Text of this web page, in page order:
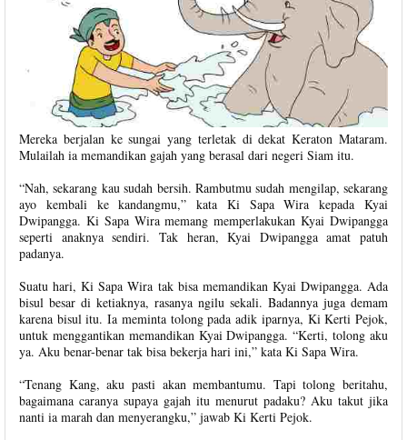
Mereka berjalan ke sungai yang terletak di dekat Keraton Mataram.
Mulailah ia memandikan gajah yang berasal dari negeri Siam itu.
“Nah, sekarang kau sudah bersih. Rambutmu sudah mengilap, sekarang
ayo kembali ke kandangmu,” kata Ki Sapa Wira kepada Kyai
Dwipangga. Ki Sapa Wira memang memperlakukan Kyai Dwipangga
seperti anaknya sendiri. Tak heran, Kyai Dwipangga amat patuh
padanya.
Suatu hari, Ki Sapa Wira tak bisa memandikan Kyai Dwipangga. Ada
bisul besar di ketiaknya, rasanya ngilu sekali. Badannya juga demam
karena bisul itu. Ia meminta tolong pada adik iparnya, Ki Kerti Pejok,
untuk menggantikan memandikan Kyai Dwipangga. “Kerti, tolong aku
ya. Aku benar-benar tak bisa bekerja hari ini,” kata Ki Sapa Wira.
“Tenang Kang, aku pasti akan membantumu. Tapi tolong beritahu,
bagaimana caranya supaya gajah itu menurut padaku? Aku takut jika
nanti ia marah dan menyerangku,” jawab Ki Kerti Pejok.